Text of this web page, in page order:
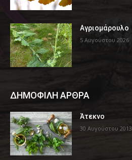
Αγριομάρουλο
5 Αυγούστου 2026
ΔΗΜΟΦΙΛΗ ΑΡΘΡΑ
Άτεκνο
30 Αυγούστου 2013